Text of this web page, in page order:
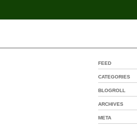
FEED
CATEGORIES
BLOGROLL
ARCHIVES
META